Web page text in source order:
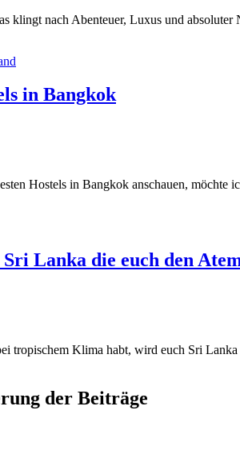
klingt nach Abenteuer, Luxus und
in Bangkok
Hostels in Bangkok anschauen, möchte
Lanka die euch den
tropischem Klima habt, wird euch Sri
der Beiträge